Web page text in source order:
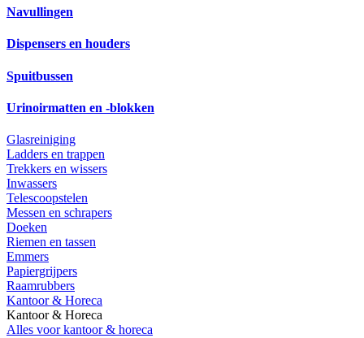
Navullingen
Dispensers en houders
Spuitbussen
Urinoirmatten en -blokken
Glasreiniging
Ladders en trappen
Trekkers en wissers
Inwassers
Telescoopstelen
Messen en schrapers
Doeken
Riemen en tassen
Emmers
Papiergrijpers
Raamrubbers
Kantoor & Horeca
Kantoor & Horeca
Alles voor kantoor & horeca